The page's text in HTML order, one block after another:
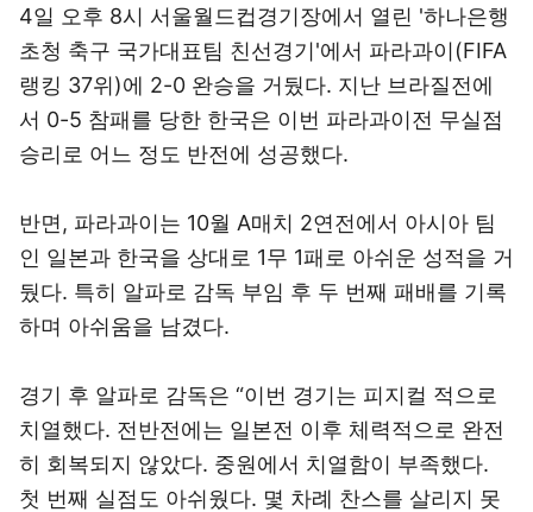
4일 오후 8시 서울월드컵경기장에서 열린 '하나은행
초청 축구 국가대표팀 친선경기'에서 파라과이(FIFA
랭킹 37위)에 2-0 완승을 거뒀다. 지난 브라질전에
서 0-5 참패를 당한 한국은 이번 파라과이전 무실점
승리로 어느 정도 반전에 성공했다.
반면, 파라과이는 10월 A매치 2연전에서 아시아 팀
인 일본과 한국을 상대로 1무 1패로 아쉬운 성적을 거
뒀다. 특히 알파로 감독 부임 후 두 번째 패배를 기록
하며 아쉬움을 남겼다.
경기 후 알파로 감독은 “이번 경기는 피지컬 적으로
치열했다. 전반전에는 일본전 이후 체력적으로 완전
히 회복되지 않았다. 중원에서 치열함이 부족했다.
첫 번째 실점도 아쉬웠다. 몇 차례 찬스를 살리지 못